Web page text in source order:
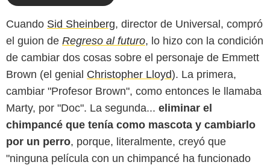
Cuando Sid Sheinberg, director de Universal, compró
el guion de Regreso al futuro, lo hizo con la condición
de cambiar dos cosas sobre el personaje de Emmett
Brown (el genial Christopher Lloyd). La primera,
cambiar "Profesor Brown", como entonces le llamaba
Marty, por "Doc". La segunda... eliminar el
chimpancé que tenía como mascota y cambiarlo
por un perro, porque, literalmente, creyó que
"ninguna película con un chimpancé ha funcionado